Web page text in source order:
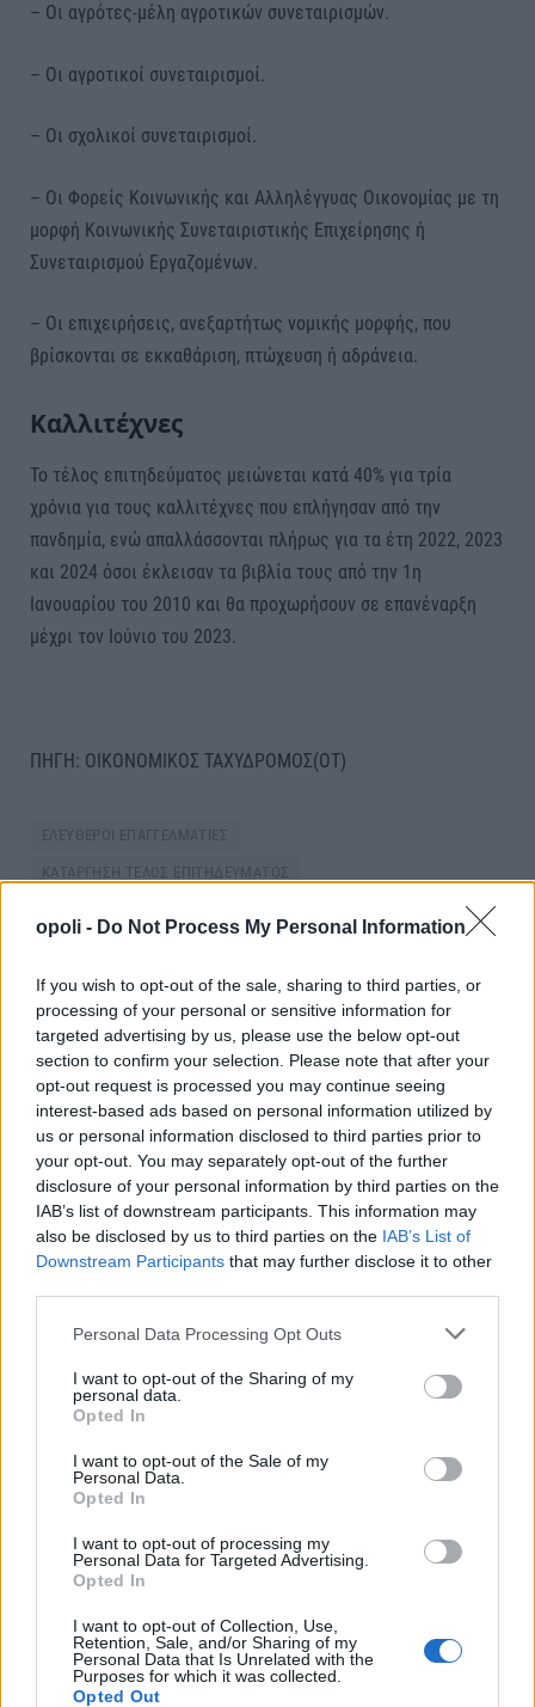
opoli - Do Not Process My Personal Information
If you wish to opt-out of the sale, sharing to third parties, or
processing of your personal or sensitive information for
targeted advertising by us, please use the below opt-out
section to confirm your selection. Please note that after your
opt-out request is processed you may continue seeing
interest-based ads based on personal information utilized by
us or personal information disclosed to third parties prior to
your opt-out. You may separately opt-out of the further
disclosure of your personal information by third parties on the
IAB’s list of downstream participants. This information may
also be disclosed by us to third parties on the IAB’s List of
Downstream Participants that may further disclose it to other
Personal Data Processing Opt Outs
I want to opt-out of the Sharing of my
personal data.
Opted In
I want to opt-out of the Sale of my
Personal Data.
Opted In
I want to opt-out of processing my
Personal Data for Targeted Advertising.
Opted In
I want to opt-out of Collection, Use,
Retention, Sale, and/or Sharing of my
Personal Data that Is Unrelated with the
Purposes for which it was collected.
Opted Out
– Οι αγρότες-μέλη αγροτικών συνεταιρισμών.
– Οι αγροτικοί συνεταιρισμοί.
– Οι σχολικοί συνεταιρισμοί.
– Οι Φορείς Κοινωνικής και Αλληλέγγυας Οικονομίας με τη
μορφή Κοινωνικής Συνεταιριστικής Επιχείρησης ή
Συνεταιρισμού Εργαζομένων.
– Οι επιχειρήσεις, ανεξαρτήτως νομικής μορφής, που
βρίσκονται σε εκκαθάριση, πτώχευση ή αδράνεια.
Καλλιτέχνες
Το τέλος επιτηδεύματος μειώνεται κατά 40% για τρία
χρόνια για τους καλλιτέχνες που επλήγησαν από την
πανδημία, ενώ απαλλάσσονται πλήρως για τα έτη 2022, 2023
και 2024 όσοι έκλεισαν τα βιβλία τους από την 1η
Ιανουαρίου του 2010 και θα προχωρήσουν σε επανέναρξη
μέχρι τον Ιούνιο του 2023.
ΠΗΓΗ: ΟΙΚΟΝΟΜΙΚΟΣ ΤΑΧΥΔΡΟΜΟΣ(ΟΤ)
ΕΛΕΥΘΕΡΟΙ ΕΠΑΓΓΕΛΜΑΤΙΕΣ
ΚΑΤΑΡΓΗΣΗ ΤΕΛΟΣ ΕΠΙΤΗΔΕΥΜΑΤΟΣ
FacebookTwitter PinterestLinkedInTumblr Telegram
PREVIOUS ARTICLE
Πρόγραμμα “Σπίτι μου” : Στην
τελική ευθεία τα χαμηλότοκα
στεγαστικά δάνεια για 10.000
νέους
NEXT ARTICLE
Φοροδιαφυγή: Αυστηρός
Έλεγχος στα φορο-κίνητρα για
τις ηλεκτρονικές αποδείξεις
ΣΧΕΤΙΚΈΣ ΑΝΑΡΤΉΣΕΙΣ
Δράμα:Η γιορτή της Μεταμορφώσεως του Σωτήρος
στον ιερό βράχο της Πρασινάδας